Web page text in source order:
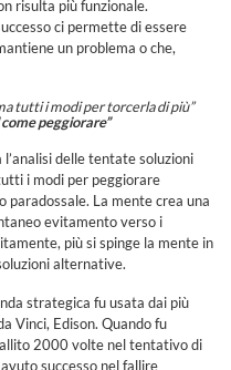
risulta più funzionale.
ci permette di essere
un problema o che,
tutti i modi per torcerla di più”
peggiorare”
l’analisi delle tentate soluzioni
i modi per peggiorare
La mente crea una
evitamento verso i
più si spinge la mente in
alternative.
strategica fu usata dai più
Vinci, Edison. Quando fu
2000 volte nel tentativo di
successo nel fallire